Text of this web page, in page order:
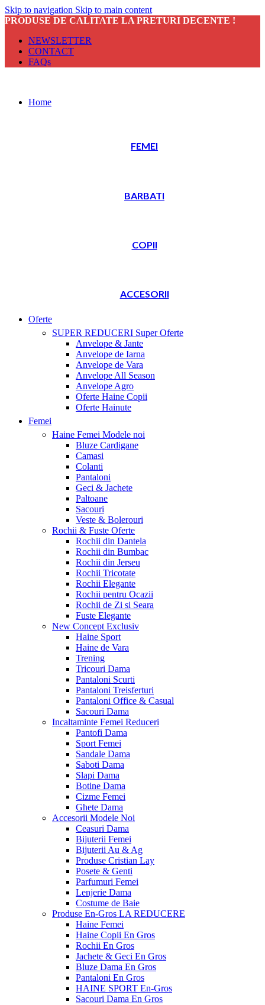
Skip to navigation Skip to main content
PRODUSE DE CALITATE LA PRETURI DECENTE !
NEWSLETTER
CONTACT
FAQs
Home
FEMEI
BARBATI
COPII
ACCESORII
Oferte
SUPER REDUCERI Super Oferte
Anvelope & Jante
Anvelope de Iarna
Anvelope de Vara
Anvelope All Season
Anvelope Agro
Oferte Haine Copii
Oferte Hainute
Femei
Haine Femei Modele noi
Bluze Cardigane
Camasi
Colanti
Pantaloni
Geci & Jachete
Paltoane
Sacouri
Veste & Bolerouri
Rochii & Fuste Oferte
Rochii din Dantela
Rochii din Bumbac
Rochii din Jerseu
Rochii Tricotate
Rochii Elegante
Rochii pentru Ocazii
Rochii de Zi si Seara
Fuste Elegante
New Concept Exclusiv
Haine Sport
Haine de Vara
Trening
Tricouri Dama
Pantaloni Scurti
Pantaloni Treisferturi
Pantaloni Office & Casual
Sacouri Dama
Incaltaminte Femei Reduceri
Pantofi Dama
Sport Femei
Sandale Dama
Saboti Dama
Slapi Dama
Botine Dama
Cizme Femei
Ghete Dama
Accesorii Modele Noi
Ceasuri Dama
Bijuterii Femei
Bijuterii Au & Ag
Produse Cristian Lay
Posete & Genti
Parfumuri Femei
Lenjerie Dama
Costume de Baie
Produse En-Gros LA REDUCERE
Haine Femei
Haine Copii En Gros
Rochii En Gros
Jachete & Geci En Gros
Bluze Dama En Gros
Pantaloni En Gros
HAINE SPORT En-Gros
Sacouri Dama En Gros